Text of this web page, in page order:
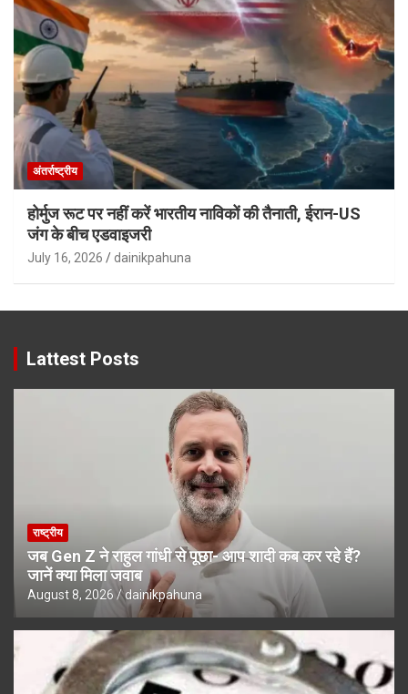
अंतर्राष्ट्रीय
होर्मुज रूट पर नहीं करें भारतीय नाविकों की तैनाती, ईरान-US
जंग के बीच एडवाइजरी
July 16, 2026 dainikpahuna
Lattest Posts
राष्ट्रीय
जब Gen Z ने राहुल गांधी से पूछा- आप शादी कब कर रहे हैं?
जानें क्या मिला जवाब
August 8, 2026 dainikpahuna